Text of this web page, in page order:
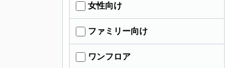
女性向け
ファミリー向け
ワンフロア